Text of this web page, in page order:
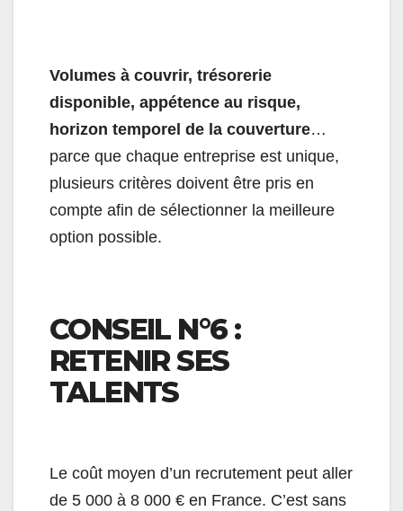
Volumes à couvrir, trésorerie
disponible, appétence au risque,
horizon temporel de la couverture…
parce que chaque entreprise est unique,
plusieurs critères doivent être pris en
compte afin de sélectionner la meilleure
option possible.
CONSEIL N°6 :
RETENIR SES
TALENTS
Le coût moyen d’un recrutement peut aller
de 5 000 à 8 000 € en France. C’est sans